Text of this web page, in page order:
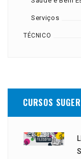
Serviços
TÉCNICO
CURSOS